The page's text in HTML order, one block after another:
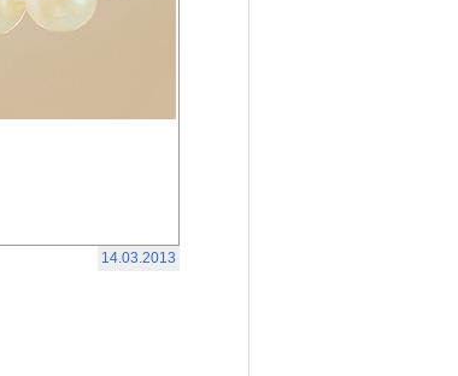
14.03.2013